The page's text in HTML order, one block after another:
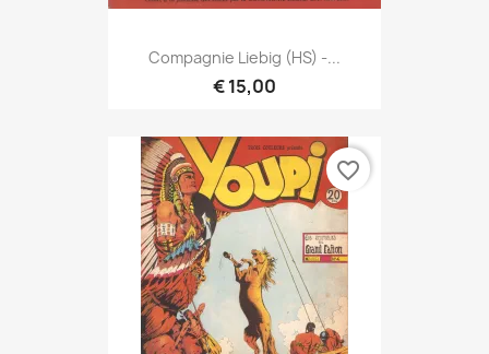
Compagnie Liebig (HS) -...
€ 15,00
favorite_border